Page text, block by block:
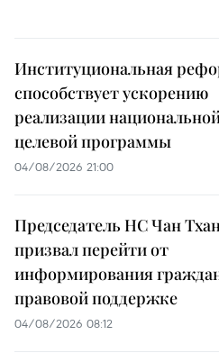
Институциональная
способствует ускорению
реализации
целевой программы
04/08/2026 21:00
Председатель НС Чан
призвал перейти от
информирования
правовой поддержке
04/08/2026 08:12